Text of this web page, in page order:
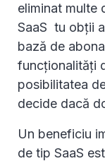
eliminat multe
SaaS tu obții
bază de
funcționalități
posibilitatea
decide dacă
Un beneficiu
de tip SaaS